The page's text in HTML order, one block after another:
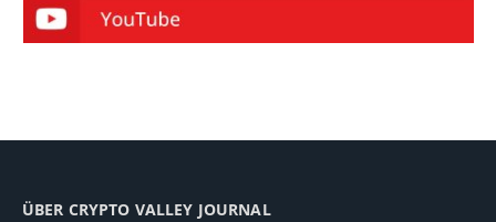
ÜBER CRYPTO VALLEY JOURNAL